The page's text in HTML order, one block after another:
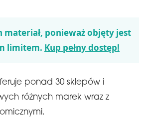
materiał, ponieważ objęty jest
limitem. Kup pełny dostęp!
ponad 30 sklepów i
różnych marek wraz z